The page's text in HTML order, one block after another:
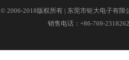
© 2006-2018版权所有 | 东莞市钜大电子有
销售电话：+86-769-